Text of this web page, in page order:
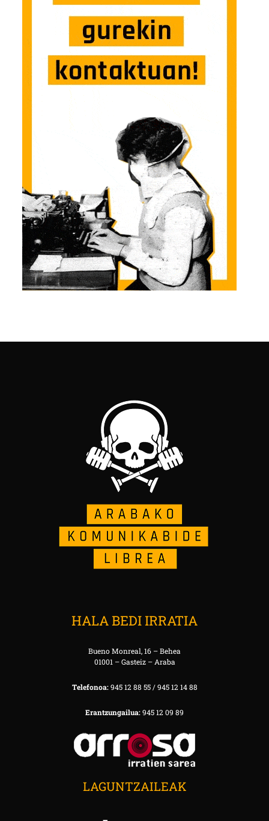
HALA BEDI IRRATIA
Bueno Monreal, 16 – Behea
01001 – Gasteiz – Araba
Telefonoa:945 12 88 55 / 945 12 14 88
Erantzungailua:945 12 09 89
LAGUNTZAILEAK